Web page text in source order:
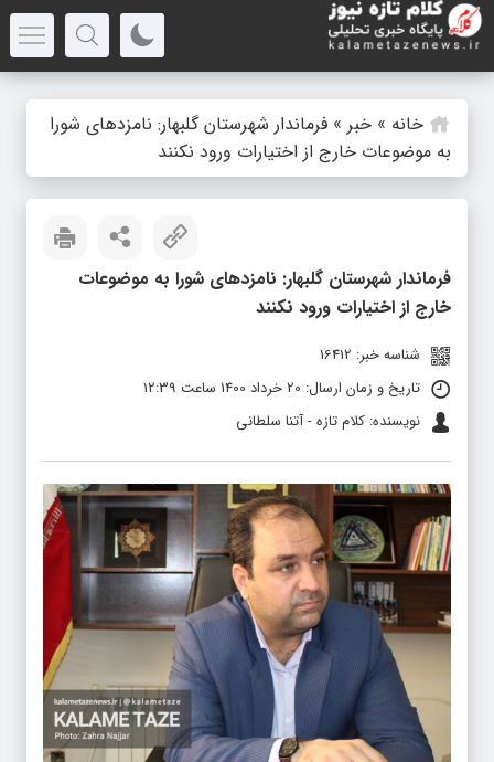
خانه » خبر » فرماندار شهرستان گلبهار: نامزدهای شورا
به موضوعات خارج از اختیارات ورود نکنند
فرماندار شهرستان گلبهار: نامزدهای شورا به موضوعات
خارج از اختیارات ورود نکنند
شناسه خبر: 16412
تاریخ و زمان ارسال: 20 خرداد 1400 ساعت 12:39
نویسنده: کلام تازه - آتنا سلطانی